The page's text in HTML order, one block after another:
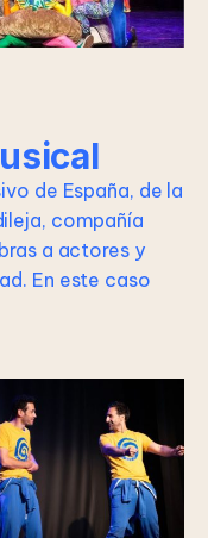
de España, de la
compañía
a actores y
En este caso